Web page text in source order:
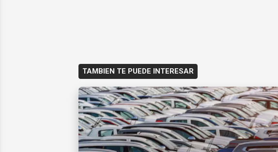
TAMBIEN TE PUEDE INTERESAR